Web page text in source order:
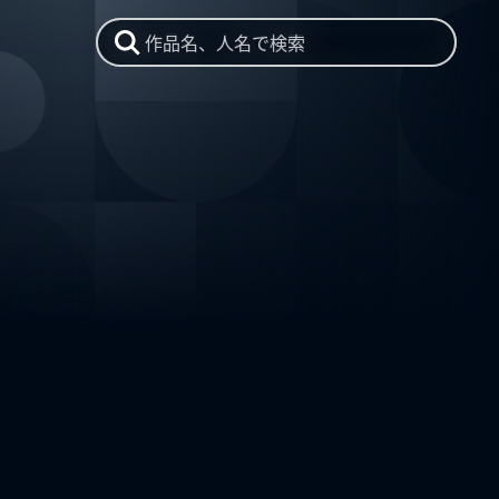
作品名、人名で検索